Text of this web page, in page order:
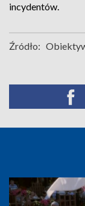
incydentów.
Źródło: